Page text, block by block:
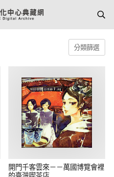
開門千客雲來－－萬國博覽會裡
的臺灣喫茶店
分類篩選